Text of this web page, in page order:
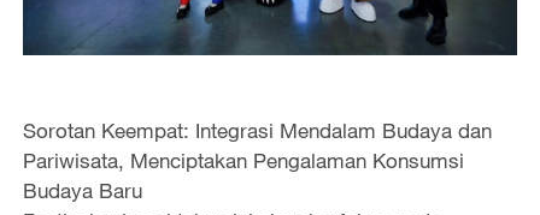
Sorotan Keempat: Integrasi Mendalam Budaya dan
Pariwisata, Menciptakan Pengalaman Konsumsi
Budaya Baru